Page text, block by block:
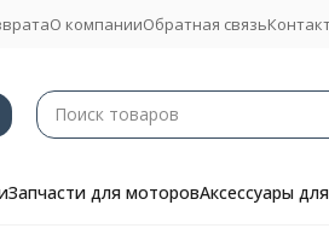
О компанииОбратная связь
Запчасти для моторовАксессуары